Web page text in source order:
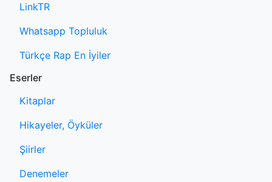
LinkTR
Whatsapp Topluluk
Türkçe Rap En İyiler
Eserler
Kitaplar
Hikayeler, Öyküler
Şiirler
Denemeler